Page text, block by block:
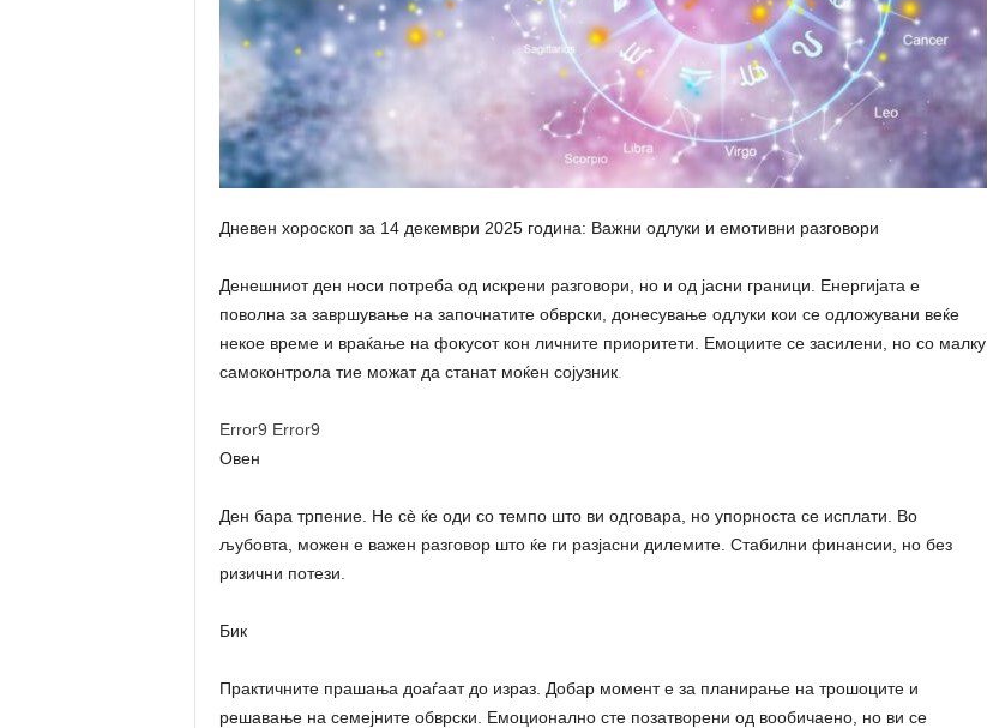
Дневен хороскоп за 14 декември 2025 година: Важни одлуки и емотивни разговори
Денешниот ден носи потреба од искрени разговори, но и од јасни граници. Енергијата е
поволна за завршување на започнатите обврски, донесување одлуки кои се одложувани веќе
некое време и враќање на фокусот кон личните приоритети. Емоциите се засилени, но со малку
самоконтрола тие можат да станат моќен сојузник.
Error9 Error9
Овен
Ден бара трпение. Не сè ќе оди со темпо што ви одговара, но упорноста се исплати. Во
љубовта, можен е важен разговор што ќе ги разјасни дилемите. Стабилни финансии, но без
ризични потези.
Бик
Практичните прашања доаѓаат до израз. Добар момент е за планирање на трошоците и
решавање на семејните обврски. Емоционално сте позатворени од вообичаено, но ви се